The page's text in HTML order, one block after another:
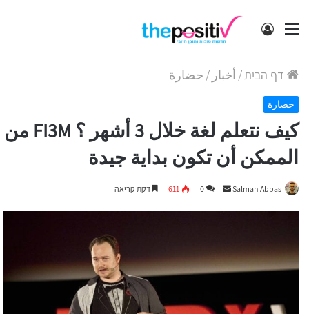
תפריט התחבר
דף הבית/ أخبار / حضارة
حضارة
كيف نتعلم لغة خلال 3 أشهر ؟ FI3M من
الممكن أن تكون بداية جيدة
Salman Abbas
Send
0
611 דקת קריאה